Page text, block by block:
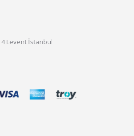
4 Levent İstanbul